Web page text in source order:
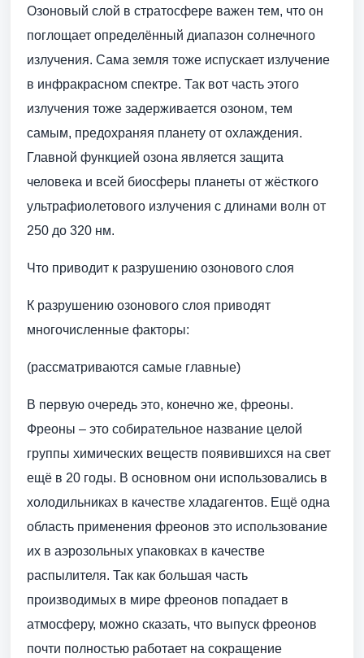
Озоновый слой в стратосфере важен тем, что он
поглощает определённый диапазон солнечного
излучения. Сама земля тоже испускает излучение
в инфракрасном спектре. Так вот часть этого
излучения тоже задерживается озоном, тем
самым, предохраняя планету от охлаждения.
Главной функцией озона является защита
человека и всей биосферы планеты от жёсткого
ультрафиолетового излучения с длинами волн от
250 до 320 нм.
Что приводит к разрушению озонового слоя
К разрушению озонового слоя приводят
многочисленные факторы:
(рассматриваются самые главные)
В первую очередь это, конечно же, фреоны.
Фреоны – это собирательное название целой
группы химических веществ появившихся на свет
ещё в 20 годы. В основном они использовались в
холодильниках в качестве хладагентов. Ещё одна
область применения фреонов это использование
их в аэрозольных упаковках в качестве
распылителя. Так как большая часть
производимых в мире фреонов попадает в
атмосферу, можно сказать, что выпуск фреонов
почти полностью работает на сокращение